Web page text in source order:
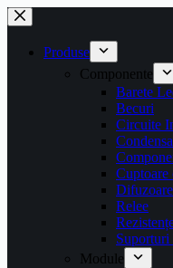
Sari
la
conținutProduse
Componente
Barete
Becuri
Circuite
Difuzoare
Relee
Module